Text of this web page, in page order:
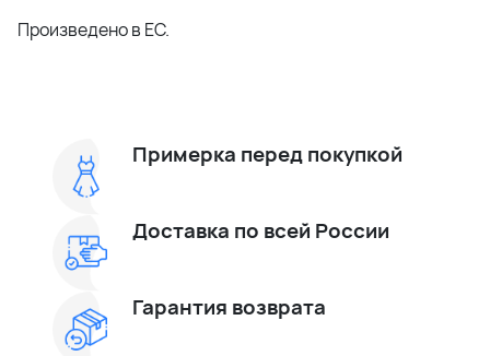
Произведено в ЕС.
Примерка перед покупкой
Доставка по всей России
Гарантия возврата